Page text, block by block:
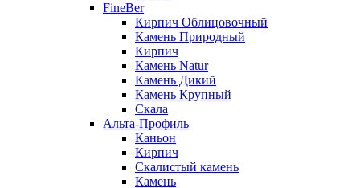
FineBer
Кирпич Облицовочный
Камень Природный
Кирпич
Камень Natur
Камень Дикий
Камень Крупный
Скала
Альта-Профиль
Каньон
Кирпич
Скалистый камень
Камень